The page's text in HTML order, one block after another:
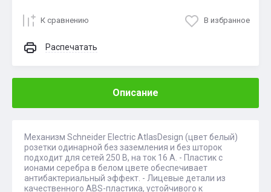
К сравнению В избранное
Распечатать
Описание
Механизм Schneider Electric AtlasDesign (цвет белый)
розетки одинарной без заземления и без шторок
подходит для сетей 250 В, на ток 16 А. - Пластик с
ионами серебра в белом цвете обеспечивает
антибактериальный эффект. - Лицевые детали из
качественного ABS-пластика, устойчивого к